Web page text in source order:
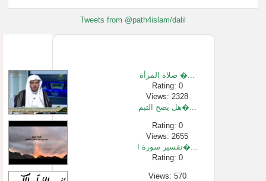
Tweets from @path4islam/dalil
صلاة المرأة �...
Rating: 0
Views: 2328
هل يصح التيم�...
Rating: 0
Views: 2655
تفسير سورة ا�...
Rating: 0
Views: 570